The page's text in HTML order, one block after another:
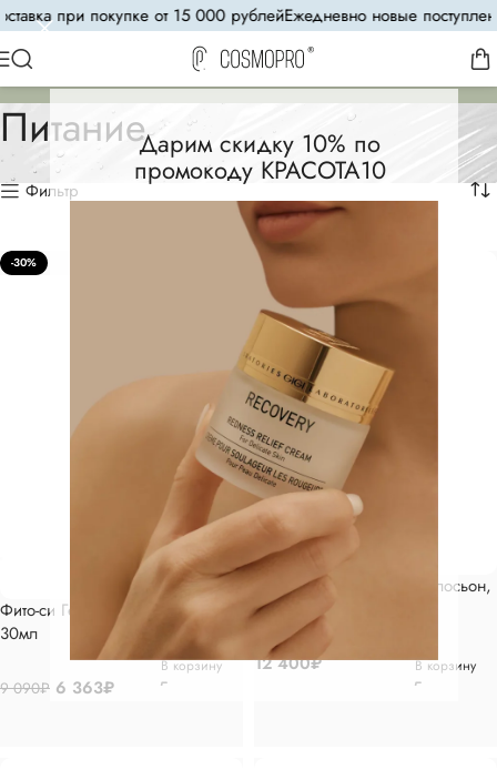
Дарим скидку 10% по
промокоду КРАСОТА10
при покупке от 15 000 рублейЕжедневно новые поступления
Питание
Фильтр
-30%
Фито-си Гель для жирной кожи,
30мл
9 090₽ 6 363₽
В корзину
FORLLED Увлажняющий лосьон,
150мл
12 400₽ В корзину